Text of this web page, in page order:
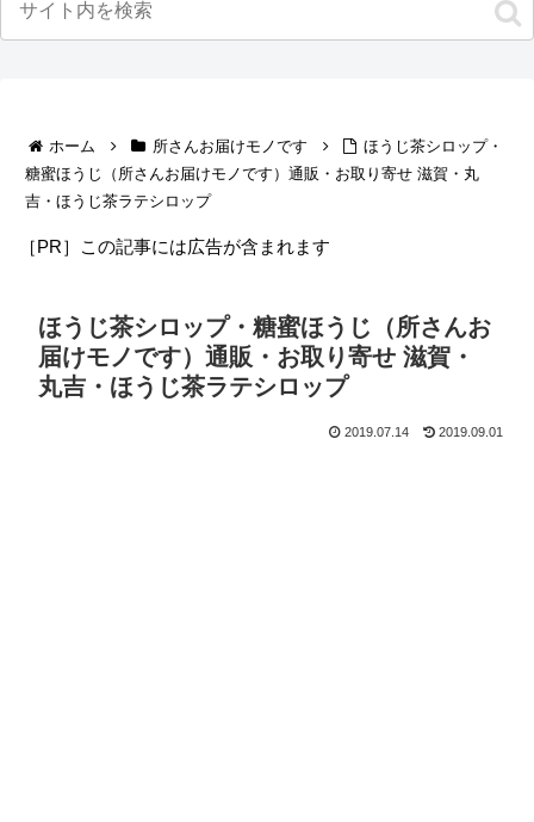
ホーム 所さんお届けモノです
ほうじ茶シロップ・
糖蜜ほうじ（所さんお届けモノです）通販・お取り寄せ 滋賀・丸
吉・ほうじ茶ラテシロップ
［PR］この記事には広告が含まれます
ほうじ茶シロップ・糖蜜ほうじ（所さんお
届けモノです）通販・お取り寄せ 滋賀・
丸吉・ほうじ茶ラテシロップ
2019.07.14 2019.09.01